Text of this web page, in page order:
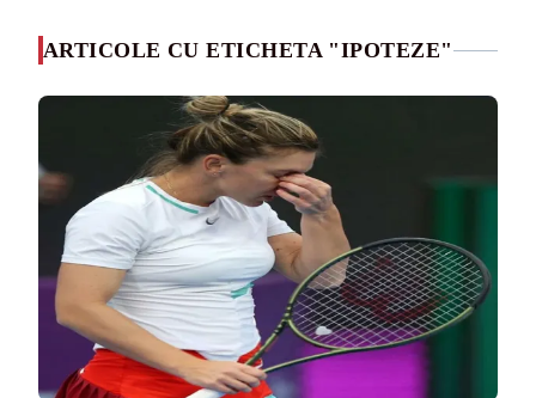
ARTICOLE CU ETICHETA "IPOTEZE"